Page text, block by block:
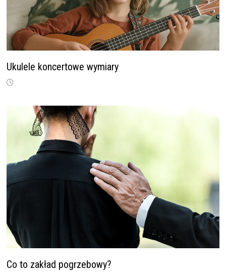
Ukulele koncertowe wymiary
Co to zakład pogrzebowy?